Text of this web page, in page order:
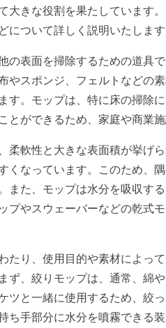
大きな役割を果たしています
について詳しく説明いたします
の表面を掃除するための道具
やスポンジ、フェルトなどの
す。モップは、特に床の掃除
とができるため、家庭や商業
柔軟性と大きな表面積が挙げ
くなっています。このため、
また、モップは水分を吸収す
プやスウェーバーなどの乾式
たり、使用目的や素材によっ
ず、絞りモップは、通常、綿
ツと一緒に使用するため、絞
ち手部分に水分を噴霧できる